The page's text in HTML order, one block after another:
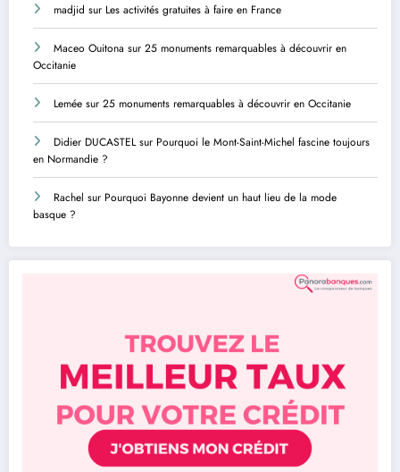
madjid sur Les activités gratuites à faire en France
Maceo Ouitona sur 25 monuments remarquables à découvrir en
Occitanie
Lemée sur 25 monuments remarquables à découvrir en Occitanie
Didier DUCASTELsur Pourquoi le Mont-Saint-Michel fascine toujours
en Normandie ?
Rachel sur Pourquoi Bayonne devient un haut lieu de la mode
basque ?